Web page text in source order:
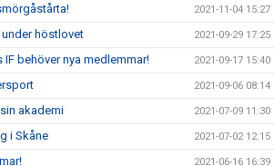
2021-11-04 15:27
höstlovet 2021-09-29 17:25
behöver nya medlemmar! 2021-09-17 15:40
2021-09-06 08:14
akademi 2021-07-09 11:30
i Skåne 2021-07-02 12:15
2021-06-16 16:39